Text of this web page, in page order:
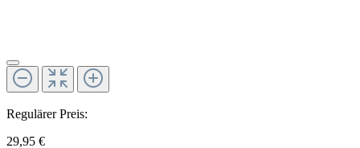
Regulärer Preis:
29,95 €